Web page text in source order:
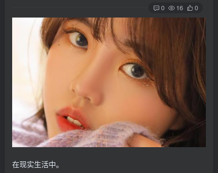
0 16 0
在现实生活中。